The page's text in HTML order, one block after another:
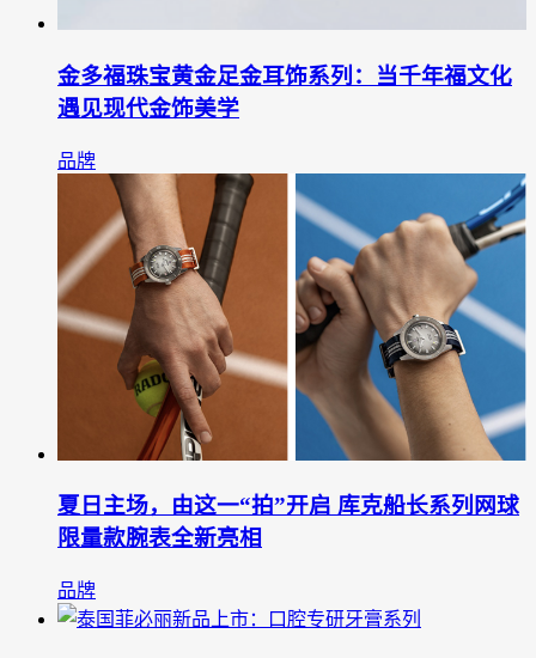
金多福珠宝黄金足金耳饰系列：当千年福文化
遇见现代金饰美学
品牌
夏日主场，由这一“拍”开启 库克船长系列网球
限量款腕表全新亮相
品牌